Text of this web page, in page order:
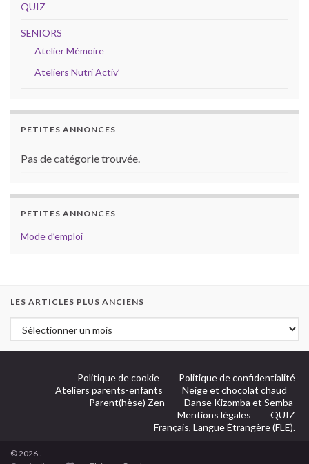
QUIZ
SENIORS
Atelier Mémoire
Ateliers Nutri Activ’
PETITES ANNONCES
Pas de catégorie trouvée.
PETITES ANNONCES
Mode d’emploi
LES ARTICLES PLUS ANCIENS
Politique de cookie
Politique de confidentialité
Ateliers parents-enfants
Neige et chocolat chaud
Parent(hèse) Zen
Danse Kizomba et Semba
Mentions légales
QUIZ
Français, Langue Étrangère (FLE).
© 2026 .